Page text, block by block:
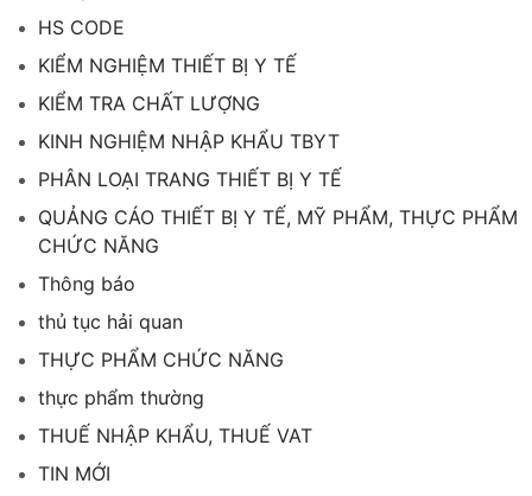
HS CODE
KIỂM NGHIỆM THIẾT BỊ Y TẾ
KIỂM TRA CHẤT LƯỢNG
KINH NGHIỆM NHẬP KHẨU TBYT
PHÂN LOẠI TRANG THIẾT BỊ Y TẾ
QUẢNG CÁO THIẾT BỊ Y TẾ, MỸ PHẨM, THỰC PHẨM
CHỨC NĂNG
Thông báo
thủ tục hải quan
THỰC PHẨM CHỨC NĂNG
thực phẩm thường
THUẾ NHẬP KHẨU, THUẾ VAT
TIN MỚI